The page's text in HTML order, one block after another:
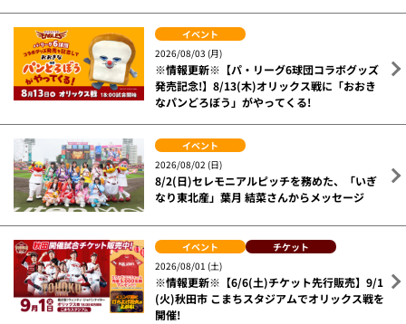
イベント
2026/08/03 (月)
※情報更新※【パ・リーグ6球団コラボグッズ
発売記念!】8/13(木)オリックス戦に「おおき
なパンどろぼう」がやってくる!
イベント
2026/08/02 (日)
8/2(日)セレモニアルピッチを務めた、「いぎ
なり東北産」葉月 結菜さんからメッセージ
イベント
チケット
2026/08/01 (土)
※情報更新※【6/6(土)チケット先行販売】9/1
(火)秋田市 こまちスタジアムでオリックス戦を
開催!